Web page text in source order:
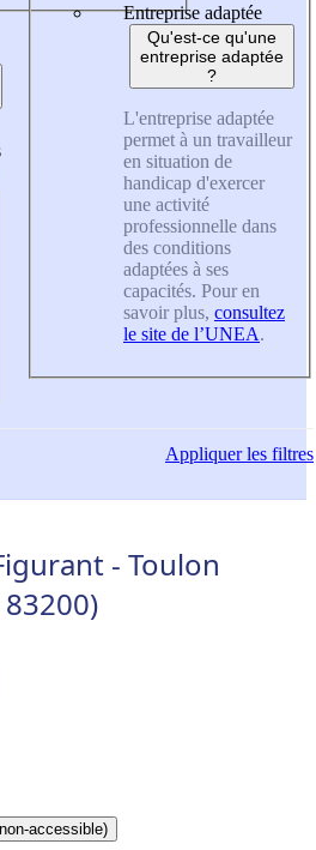
Entreprise adaptée
Qu'est-ce qu'une
entreprise adaptée
?
L'entreprise adaptée
permet à un travailleur
en situation de
handicap d'exercer
une activité
professionnelle dans
des conditions
adaptées à ses
capacités. Pour en
savoir plus, consultez
le site de l’UNEA.
Appliquerles filtres
- Toulon
accessible)